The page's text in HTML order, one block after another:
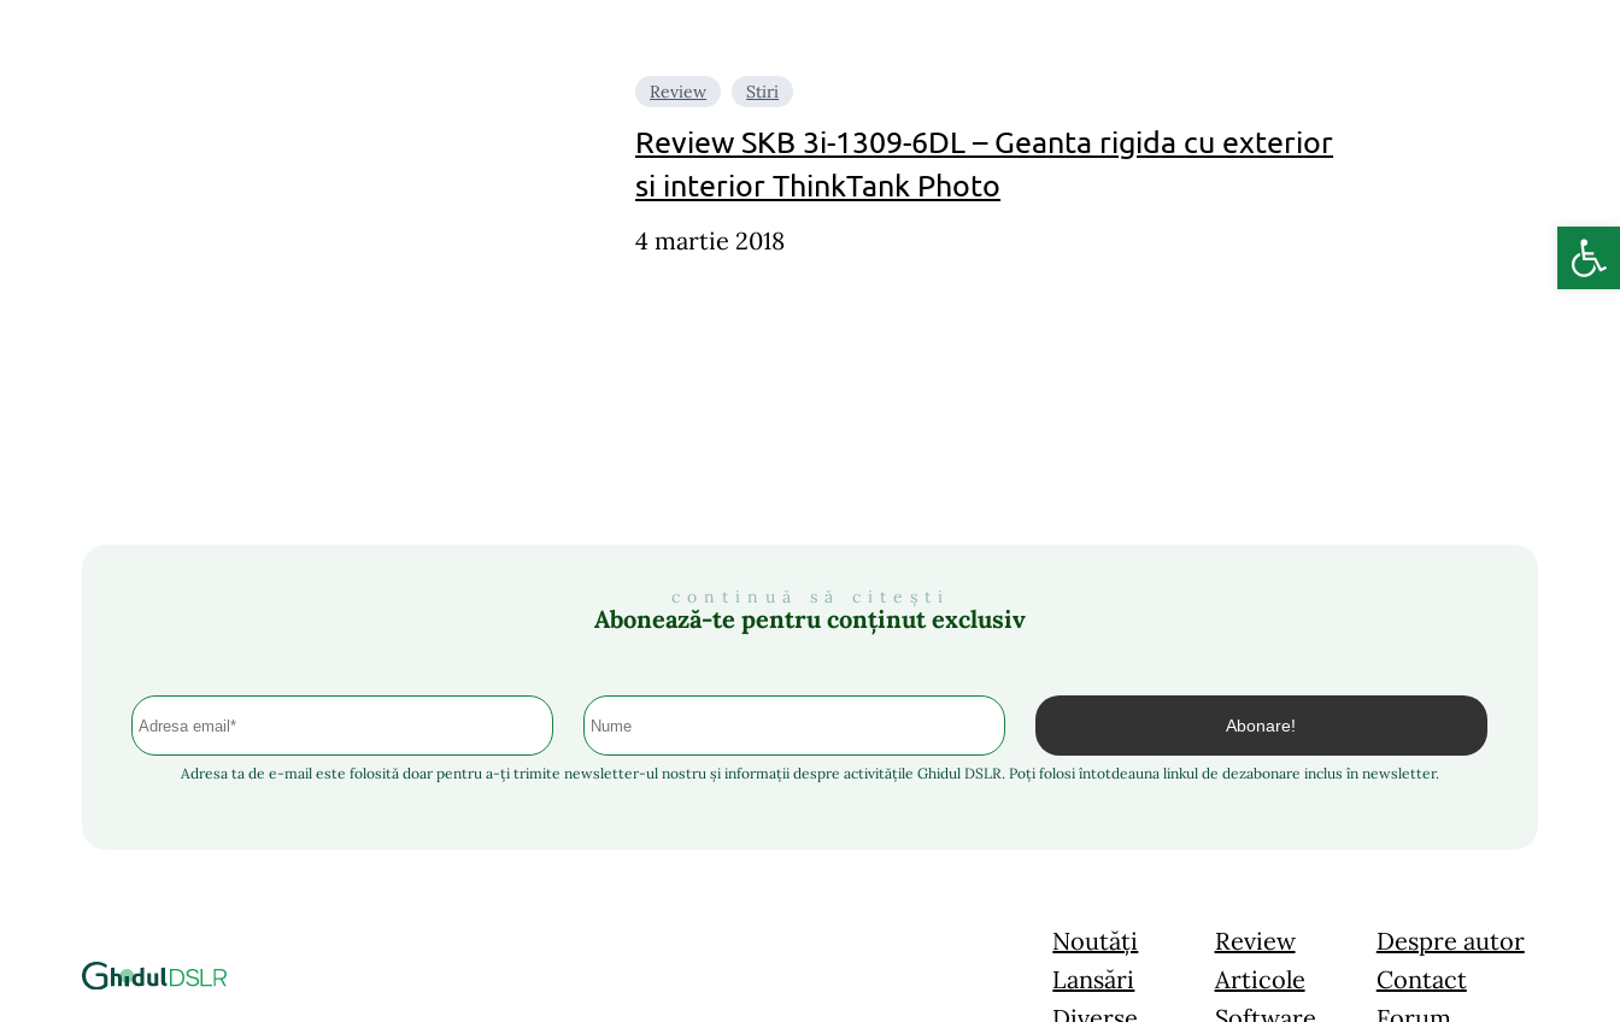
Review Stiri
Review SKB 3i-1309-6DL – Geanta rigida cu exterior
si interior ThinkTank Photo
4 martie 2018
continuă să citești
Abonează-te pentru conținut exclusiv
Adresa ta de e-mail este folosită doar pentru a-ți trimite newsletter-ul nostru și informații despre activitățile Ghidul DSLR. Poți folosi întotdeauna linkul de dezabonare inclus în newsletter.
Noutăți
Lansări
Review
Articole
Despre autor
Contact